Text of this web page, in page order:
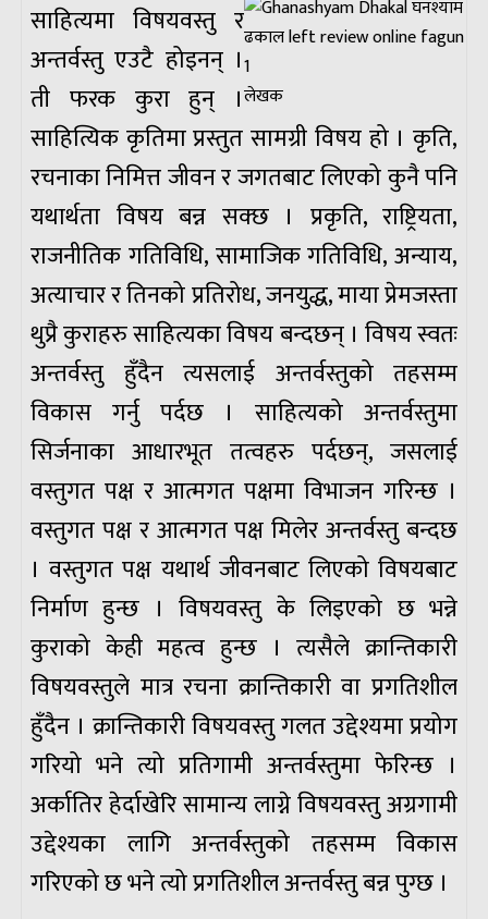
लेखक
साहित्यमा विषयवस्तु र
अन्तर्वस्तु एउटै होइनन् ।
ती फरक कुरा हुन् ।
साहित्यिक कृतिमा प्रस्तुत सामग्री विषय हो । कृति,
रचनाका निमित्त जीवन र जगतबाट लिएको कुनै पनि
यथार्थता विषय बन्न सक्छ । प्रकृति, राष्ट्रियता,
राजनीतिक गतिविधि, सामाजिक गतिविधि, अन्याय,
अत्याचार र तिनको प्रतिरोध, जनयुद्ध, माया प्रेमजस्ता
थुप्रै कुराहरु साहित्यका विषय बन्दछन् । विषय स्वतः
अन्तर्वस्तु हुँदैन त्यसलाई अन्तर्वस्तुको तहसम्म
विकास गर्नु पर्दछ । साहित्यको अन्तर्वस्तुमा
सिर्जनाका आधारभूत तत्वहरु पर्दछन्, जसलाई
वस्तुगत पक्ष र आत्मगत पक्षमा विभाजन गरिन्छ ।
वस्तुगत पक्ष र आत्मगत पक्ष मिलेर अन्तर्वस्तु बन्दछ
। वस्तुगत पक्ष यथार्थ जीवनबाट लिएको विषयबाट
निर्माण हुन्छ । विषयवस्तु के लिइएको छ भन्ने
कुराको केही महत्व हुन्छ । त्यसैले क्रान्तिकारी
विषयवस्तुले मात्र रचना क्रान्तिकारी वा प्रगतिशील
हुँदैन । क्रान्तिकारी विषयवस्तु गलत उद्देश्यमा प्रयोग
गरियो भने त्यो प्रतिगामी अन्तर्वस्तुमा फेरिन्छ ।
अर्कातिर हेर्दाखेरि सामान्य लाग्ने विषयवस्तु अग्रगामी
उद्देश्यका लागि अन्तर्वस्तुको तहसम्म विकास
गरिएको छ भने त्यो प्रगतिशील अन्तर्वस्तु बन्न पुग्छ ।